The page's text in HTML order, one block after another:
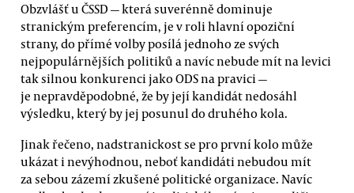
Obzvlášť u ČSSD — která suverénně dominuje
stranickým preferencím, je v roli hlavní opoziční
strany, do přímé volby posílá jednoho ze svých
nejpopulárnějších politiků a navíc nebude mít na levici
tak silnou konkurenci jako ODS na pravici —
je nepravděpodobné, že by její kandidát nedosáhl
výsledku, který by jej posunul do druhého kola.
Jinak řečeno, nadstranickost se pro první kolo může
ukázat i nevýhodnou, neboť kandidáti nebudou mít
za sebou zázemí zkušené politické organizace. Navíc